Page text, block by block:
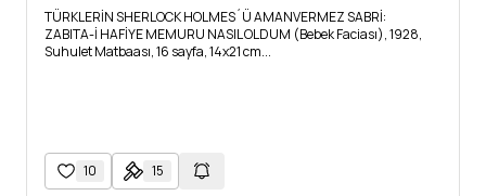
TÜRKLERİN SHERLOCK HOLMES´Ü AMANVERMEZ SABRİ:
ZABITA-İ HAFİYE MEMURU NASIL OLDUM (Bebek Faciası), 1928,
Suhulet Matbaası, 16 sayfa, 14x21 cm...
10 15